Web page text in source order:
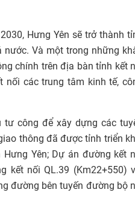
Hưng Yên sẽ trở thành
Và một trong những
chính trên địa bàn tỉnh kết
nối các trung tâm kinh tế,
công để xây dựng các
thông đã được tỉnh triển
Yên; Dự án đường kết
kết nối QL.39 (Km22+550)
đường bên tuyến đường bộ